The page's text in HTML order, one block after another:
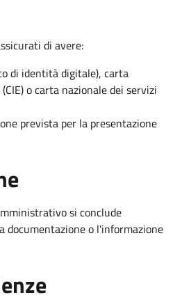
di avere:
di identità digitale), carta
o carta nazionale dei servizi
prevista per la presentazione
si conclude
documentazione o l'informazione